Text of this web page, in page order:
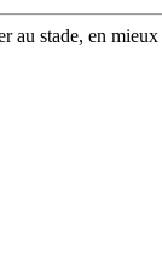
au stade, en mieux